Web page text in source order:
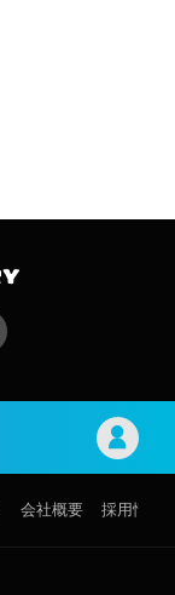
会社概要 採用情報